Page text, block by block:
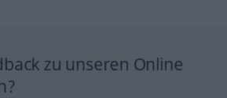
zu unseren Online